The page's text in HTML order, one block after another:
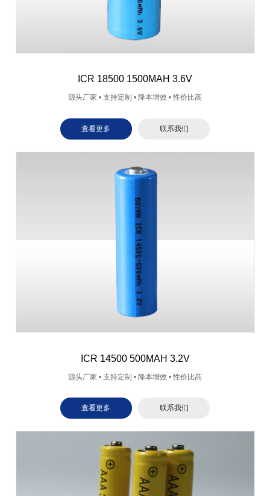
ICR 18500 1500MAH 3.6V
源头厂家 • 支持定制 • 降本增效 • 性价比高
查看更多 联系我们
ICR 14500 500MAH 3.2V
源头厂家 • 支持定制 • 降本增效 • 性价比高
查看更多 联系我们